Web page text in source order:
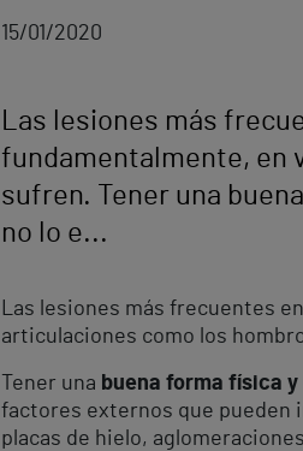
15/01/2020
Las lesiones más
fundamentalmente, en
sufren. Tener una
no lo e...
Las lesiones más frecuentes
articulaciones como los
Tener una buena forma física
factores externos que pueden
placas de hielo,